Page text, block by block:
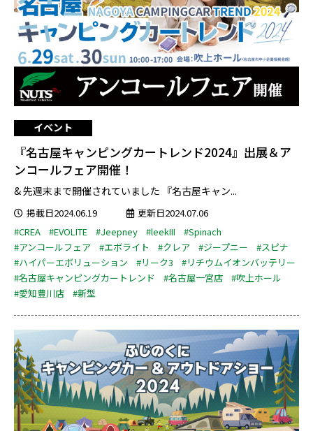
イベント
『名古屋キャンピングカートレンド2024』出展＆ア
ンコールフェア開催！
& 先週末まで開催されていました 『名古屋キャン...
掲載日2024.06.19
更新日2024.07.06
#CREA
#EVOLITE #Jeepney #leekIII
#Spinach
#アンコールフェア
#エボライト #クレア #ジープニー
#スピナ
#ハイパーエボリューション
#リーク3
#リチウムイオンバッテリー
#名古屋キャンピングカートレンド
#名古屋一宮店
#吹上ホール
#愛知豊川店
#新型